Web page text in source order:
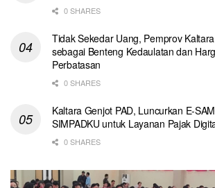
0 SHARES
Tidak Sekedar Uang, Pemprov
sebagai Benteng Kedaulatan dan
Perbatasan
0 SHARES
Kaltara Genjot PAD, Luncurkan E-
SIMPADKU untuk Layanan Pajak
0 SHARES